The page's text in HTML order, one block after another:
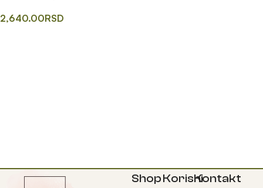
2,640.00RSD
ShopKorisniKontakt